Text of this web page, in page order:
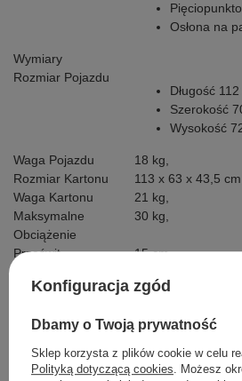
Osłona na
Wymiary
Rozmiar Pojazdu
Długość
Szerokość
Wysokość
Waga Pojazdu
18 kg,
Rozmiar Kartonu
113 x 63 x 43,5
Waga Kartonu
21 kg,
Maksymalne
Obciążenie
30 kg,
Prześwit
15 cm,
Dodatkowe
montażowy,
Ładowarka z diodą
12V/1000 mAh
Konfiguracja zgód
Dbamy o Twoją prywatność
Sklep korzysta z plików cookie w celu
Polityką dotyczącą cookies . Możesz